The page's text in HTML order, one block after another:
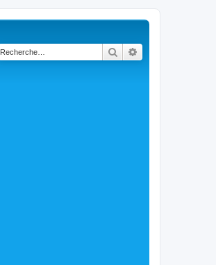
Rechercher